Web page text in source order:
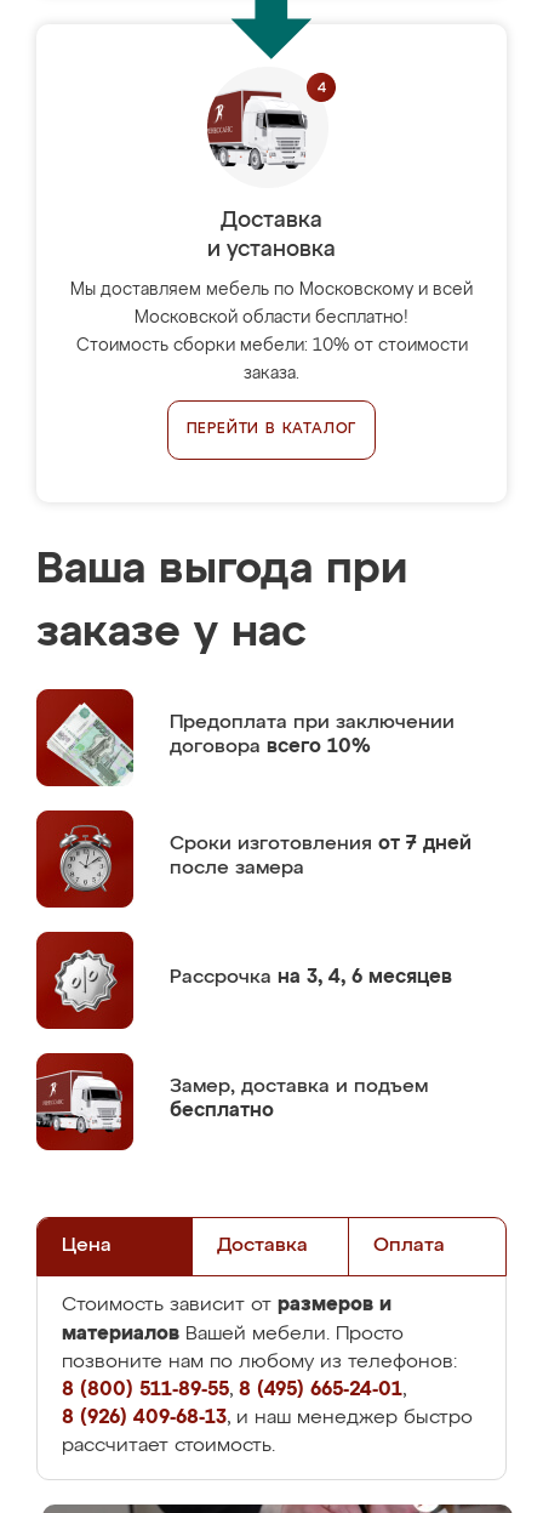
Доставка
и установка
Мы доставляем мебель по Московскому и всей
Московской области бесплатно!
Стоимость сборки мебели: 10% от стоимости
заказа.
ПЕРЕЙТИ В КАТАЛОГ
Ваша выгода при
заказе у нас
Предоплата при заключении
договора всего 10%
Сроки изготовления от 7 дней
после замера
Рассрочка на 3, 4, 6 месяцев
Замер, доставка и подъем
бесплатно
Цена Доставка Оплата
Стоимость зависит от размеров и
материалов Вашей мебели. Просто
позвоните нам по любому из телефонов:
8 (800) 511-89-55, 8 (495) 665-24-01,
8 (926) 409-68-13, и наш менеджер быстро
рассчитает стоимость.